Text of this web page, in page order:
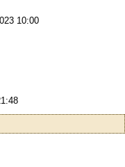
10:00